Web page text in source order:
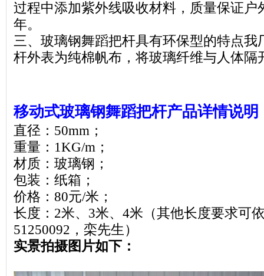
过程中添加紫外线吸收材料，质量保证户
年。
三、玻璃钢舞蹈把杆具有环保型的特点我
杆外表为纯棉帆布，将玻璃纤维与人体隔
移动式玻璃钢舞蹈把杆产品详情说明
直径：50mm；
重量：1KG/m；
材质：玻璃钢；
包装：纸箱；
价格：80元/米；
长度：2米、3米、4米（其他长度要求可
51250092，栾先生）
实景拍摄图片如下：